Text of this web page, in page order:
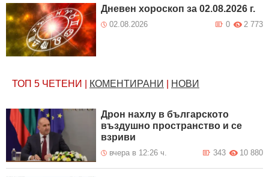
Дневен хороскоп за 02.08.2026 г.
02.08.2026 2 773
0
ТОП 5 ЧЕТЕНИ КОМЕНТИРАНИ НОВИ
Дрон нахлу в българското
въздушно пространство и се
взриви
вчера в 12:26 ч. 10 880
343